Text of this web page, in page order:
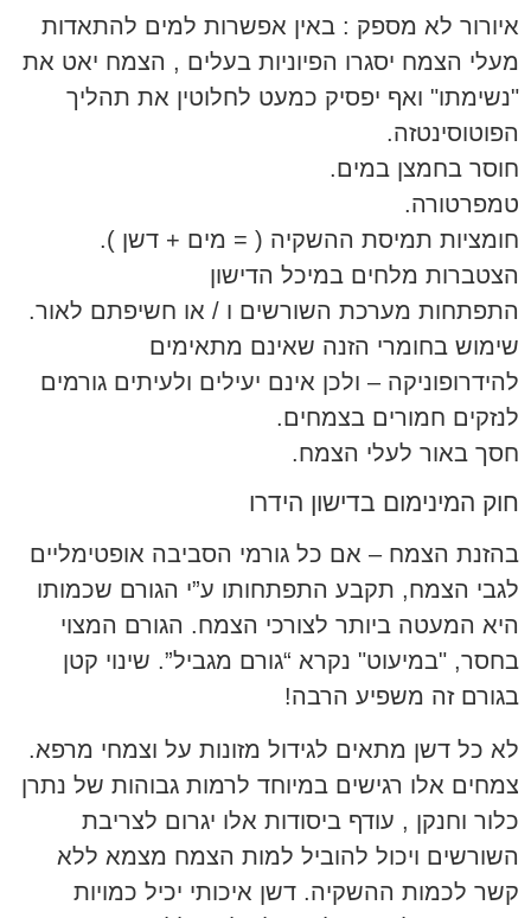
איורור לא מספק : באין אפשרות למים להתאדות
מעלי הצמח יסגרו הפיוניות בעלים , הצמח יאט את
"נשימתו" ואף יפסיק כמעט לחלוטין את תהליך
הפוטוסינטזה.
חוסר בחמצן במים.
טמפרטורה.
חומציות תמיסת ההשקיה ( = מים + דשן ).
הצטברות מלחים במיכל הדישון
התפתחות מערכת השורשים ו / או חשיפתם לאור.
שימוש בחומרי הזנה שאינם מתאימים
להידרופוניקה – ולכן אינם יעילים ולעיתים גורמים
לנזקים חמורים בצמחים.
חסך באור לעלי הצמח.
חוק המינימום בדישון הידרו
בהזנת הצמח – אם כל גורמי הסביבה אופטימליים
לגבי הצמח, תקבע התפתחותו ע”י הגורם שכמותו
היא המעטה ביותר לצורכי הצמח. הגורם המצוי
בחסר, "במיעוט" נקרא “גורם מגביל”. שינוי קטן
בגורם זה משפיע הרבה!
לא כל דשן מתאים לגידול מזונות על וצמחי מרפא.
צמחים אלו רגישים במיוחד לרמות גבוהות של נתרן
כלור וחנקן , עודף ביסודות אלו יגרום לצריבת
השורשים ויכול להוביל למות הצמח מצמא ללא
קשר לכמות ההשקיה. דשן איכותי יכיל כמויות